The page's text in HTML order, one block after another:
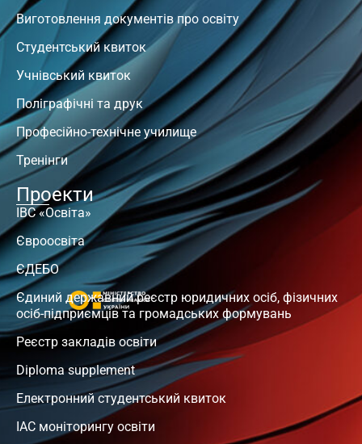
Виготовлення документів про освіту
Студентський квиток
Учнівський квиток
Поліграфічні та друк
Професійно-технічне училище
Тренінги
Проекти
ІВС «Освіта»
Євроосвіта
ЄДЕБО
Єдиний державний реєстр юридичних осіб, фізичних
осіб-підприємців та громадських формувань
Реєстр закладів освіти
Diploma supplement
Електронний студентський квиток
ІАС моніторингу освіти